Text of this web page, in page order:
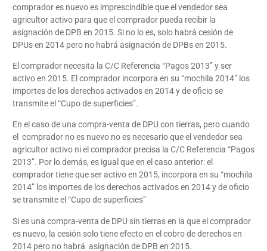
comprador es nuevo es imprescindible que el vendedor sea
agricultor activo para que el comprador pueda recibir la
asignación de DPB en 2015. Si no lo es, solo habrá cesión de
DPUs en 2014 pero no habrá asignación de DPBs en 2015.
El comprador necesita la C/C Referencia “Pagos 2013” y ser
activo en 2015. El comprador incorpora en su “mochila 2014” los
importes de los derechos activados en 2014 y de oficio se
transmite el “Cupo de superficies”.
En el caso de una compra-venta de DPU con tierras, pero cuando
el comprador no es nuevo no es necesario que el vendedor sea
agricultor activo ni el comprador precisa la C/C Referencia “Pagos
2013”. Por lo demás, es igual que en el caso anterior: el
comprador tiene que ser activo en 2015, incorpora en su “mochila
2014” los importes de los derechos activados en 2014 y de oficio
se transmite el “Cupo de superficies”
Si es una compra-venta de DPU sin tierras en la que el comprador
es nuevo, la cesión solo tiene efecto en el cobro de derechos en
2014 pero no habrá asignación de DPB en 2015.